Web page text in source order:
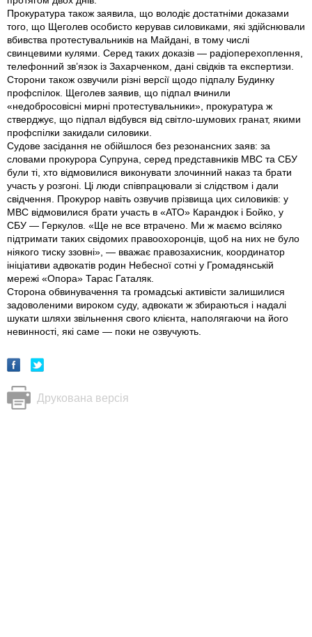
Прокуратура також заявила, що володіє достатніми доказами
того, що Щеголев особисто керував силовиками, які здійснювали
вбивства протестувальників на Майдані, в тому числі
свинцевими кулями. Серед таких доказів — радіоперехоплення,
телефонний зв’язок із Захарченком, дані свідків та експертизи.
Сторони також озвучили різні версії щодо підпалу Будинку
профспілок. Щеголев заявив, що підпал вчинили
«недобросовісні мирні протестувальники», прокуратура ж
стверджує, що підпал відбувся від світло-шумових гранат, якими
профспілки закидали силовики.
Судове засідання не обійшлося без резонансних заяв: за
словами прокурора Супруна, серед представників МВС та СБУ
були ті, хто відмовилися виконувати злочинний наказ та брати
участь у розгоні. Ці люди співпрацювали зі слідством і дали
свідчення. Прокурор навіть озвучив прізвища цих силовиків: у
МВС відмовилися брати участь в «АТО» Карандюк і Бойко, у
СБУ — Геркулов. «Ще не все втрачено. Ми ж маємо всіляко
підтримати таких свідомих правоохоронців, щоб на них не було
ніякого тиску ззовні», — вважає правозахисник, координатор
ініціативи адвокатів родин Небесної сотні у Громадянській
мережі «Опора» Тарас Гаталяк.
Сторона обвинувачення та громадські активісти залишилися
задоволеними вироком суду, адвокати ж збираються і надалі
шукати шляхи звільнення свого клієнта, наполягаючи на його
невинності, які саме — поки не озвучують.
Друкована версія